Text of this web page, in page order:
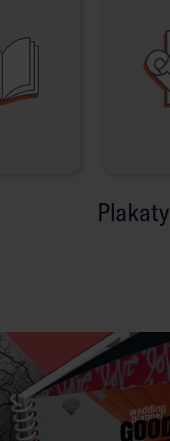
Plakaty